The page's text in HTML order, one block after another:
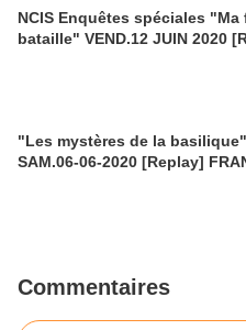
NCIS Enquêtes spéciales "Ma
bataille" VEND.12 JUIN 2020
"Les mystères de la
SAM.06-06-2020 [Replay]
Commentaires